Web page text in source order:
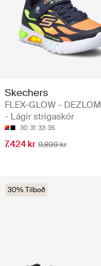
Skechers
FLEX-GLOW - DEZLOM
- Lágir strigaskór
30 31 33 35
7.424 kr 9.899 kr
30% Tilboð